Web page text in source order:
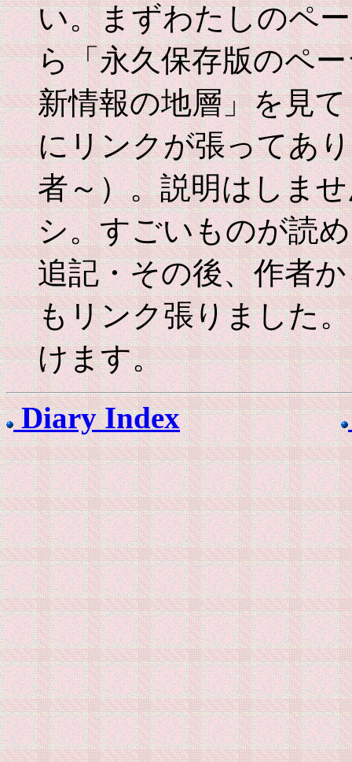
い。まずわたしのペ
ら「永久保存版のペ
新情報の地層」を見
にリンクが張ってあ
者～）。説明はしま
シ。すごいものが読
追記・その後、作者
もリンク張りました
けます。
Diary Index